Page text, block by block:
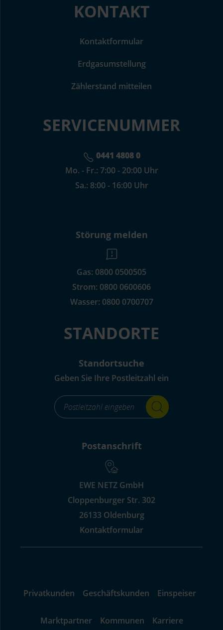
KONTAKT
Kontaktformular
Erdgasumstellung
Zählerstand mitteilen
SERVICENUMMER
0441 4808 0
Mo. - Fr.: 7:00 - 20:00 Uhr
Sa.: 8:00 - 16:00 Uhr
Störung melden
Gas: 0800 0500505
Strom: 0800 0600606
Wasser: 0800 0700707
STANDORTE
Standortsuche
Geben Sie Ihre Postleitzahl ein
footer_standortsuche_Label-
for-
Postanschrift
EWE NETZ GmbH
Cloppenburger Str. 302
26133 Oldenburg
Kontaktformular
Privatkunden Geschäftskunden Einspeiser
Marktpartner Kommunen Karriere